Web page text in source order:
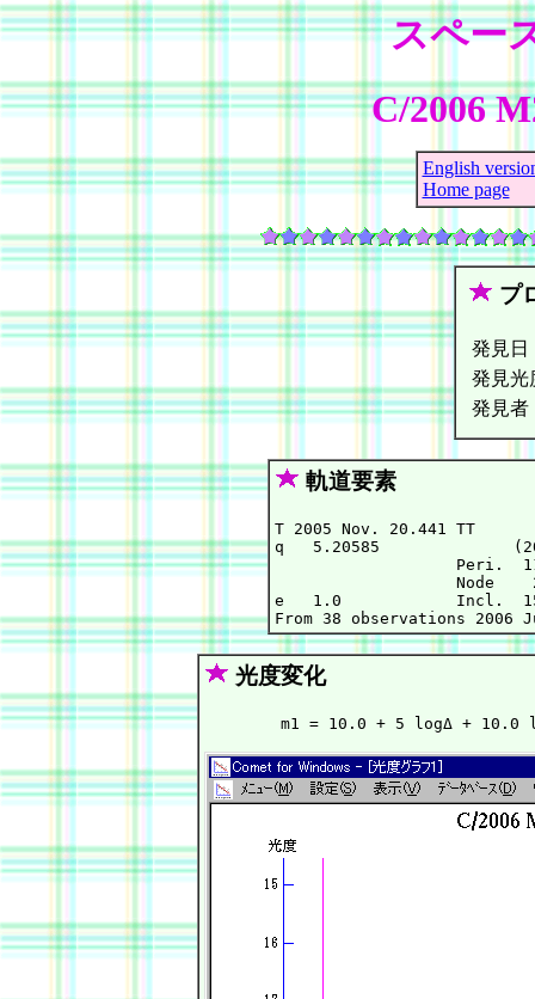
スペー
C/2006
English
Home page
プ
発見日
発見光
発見者
軌道要素
T 2005 Nov. 20.441
q   5.20585
Peri.
Node
e   1.0            Incl.
光度変化